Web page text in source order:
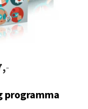
-
programma